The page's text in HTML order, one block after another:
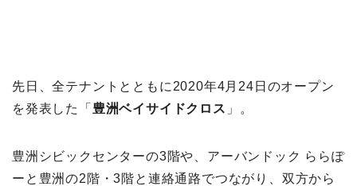
先日、全テナントとともに2020年4月24日のオープン
を発表した「 豊洲ベイサイドクロス 」。
豊洲シビックセンターの3階や、アーバンドック ららぽ
ーと豊洲の2階・3階と連絡通路でつながり、双方から